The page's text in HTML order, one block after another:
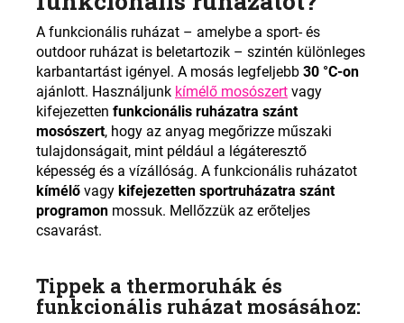
A funkcionális ruházat – amelybe a sport- és
outdoor ruházat is beletartozik – szintén különleges
karbantartást igényel. A mosás legfeljebb 30 °C-on
ajánlott. Használjunk kímélő mosószert vagy
kifejezetten funkcionális ruházatra szánt
mosószert, hogy az anyag megőrizze műszaki
tulajdonságait, mint például a légáteresztő
képesség és a vízállóság. A funkcionális ruházatot
kímélő vagy kifejezetten sportruházatra szánt
programon mossuk. Mellőzzük az erőteljes
csavarást.
Tippek a thermoruhák és
funkcionális ruházat mosásához: